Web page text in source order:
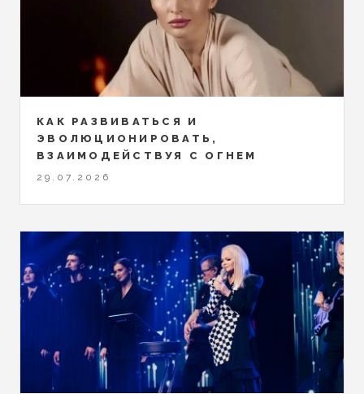
КАК РАЗВИВАТЬСЯ И
ЭВОЛЮЦИОНИРОВАТЬ,
ВЗАИМОДЕЙСТВУЯ С ОГНЕМ
29.07.2026